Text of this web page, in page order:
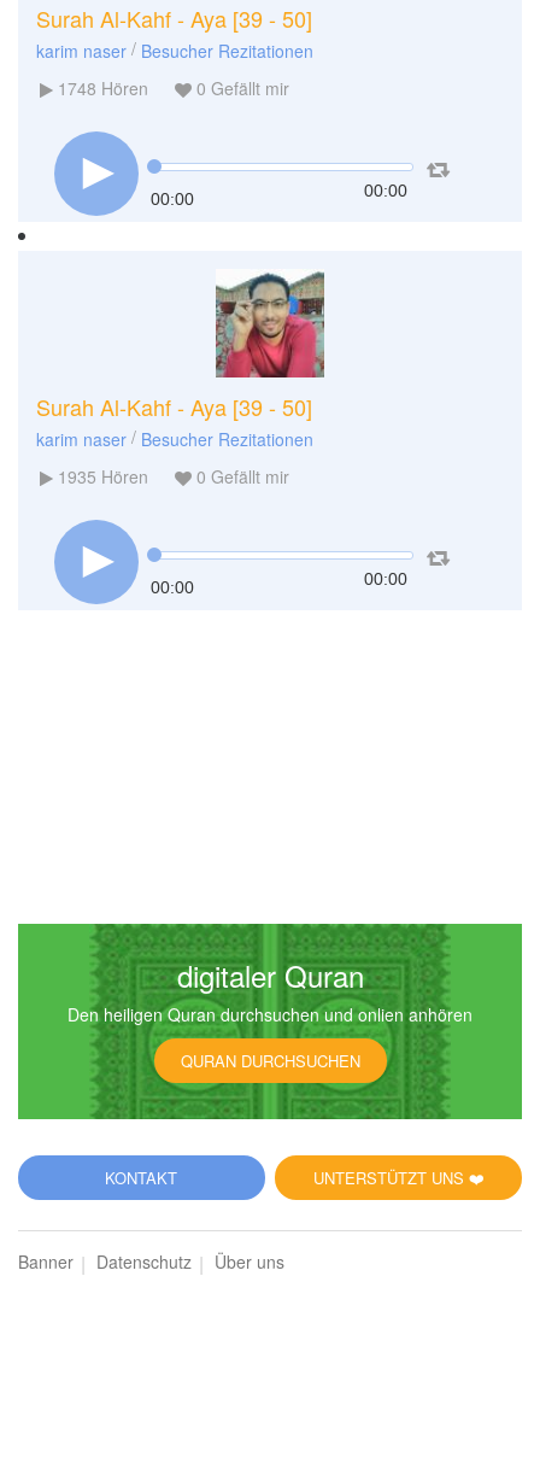
Surah Al-Kahf - Aya [39 - 50]
karim naser / Besucher Rezitationen
1748 Hören 0 Gefällt mir
00:00 00:00
Surah Al-Kahf - Aya [39 - 50]
karim naser / Besucher Rezitationen
1935 Hören 0 Gefällt mir
00:00 00:00
digitaler Quran
Den heiligen Quran durchsuchen und onlien anhören
QURAN DURCHSUCHEN
UNTERSTÜTZT UNS ❤️
KONTAKT
Banner Datenschutz Über uns